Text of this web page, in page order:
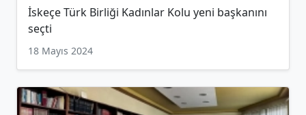
İskeçe Türk Birliği Kadınlar Kolu yeni başkanını
seçti
18 Mayıs 2024